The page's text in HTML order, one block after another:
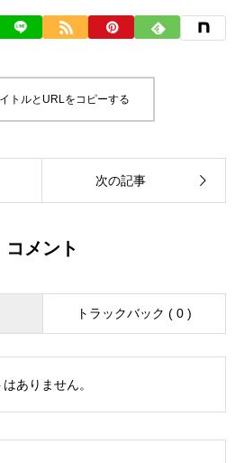
トルとURLをコピーする
コメント
トラックバック ( 0 )
ありません。